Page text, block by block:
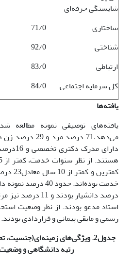
شایستگی حرفه‌ای
ساختاری
71/0
شناختی
92/0
ارتباطی
83/0
کل سرمایه اجتماعی
84/0
یافته‌ها
دارای
کمترین
رسمی و مابقی پیمانی و قراردادی بودند.
جدول2. ویژگی‌های
رتبه دانشگاهی و